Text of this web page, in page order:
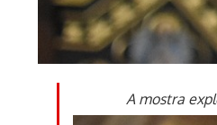
A mostra